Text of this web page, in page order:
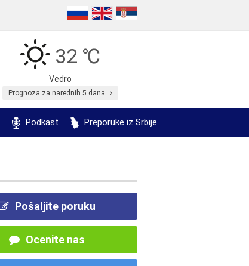
32 ℃
Vedro
Prognoza za narednih 5 dana
Podkast Preporuke iz Srbije
Pošaljite poruku
Ocenite nas